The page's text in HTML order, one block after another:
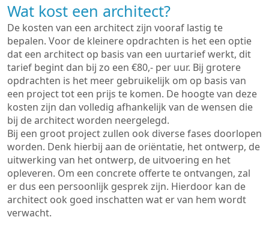
Wat kost een architect?
De kosten van een architect zijn vooraf lastig te
bepalen. Voor de kleinere opdrachten is het een optie
dat een architect op basis van een uurtarief werkt, dit
tarief begint dan bij zo een €80,- per uur. Bij grotere
opdrachten is het meer gebruikelijk om op basis van
een project tot een prijs te komen. De hoogte van deze
kosten zijn dan volledig afhankelijk van de wensen die
bij de architect worden neergelegd.
Bij een groot project zullen ook diverse fases doorlopen
worden. Denk hierbij aan de oriëntatie, het ontwerp, de
uitwerking van het ontwerp, de uitvoering en het
opleveren. Om een concrete offerte te ontvangen, zal
er dus een persoonlijk gesprek zijn. Hierdoor kan de
architect ook goed inschatten wat er van hem wordt
verwacht.